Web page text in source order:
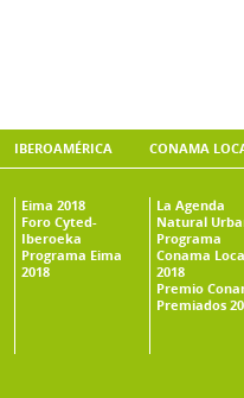
IBEROAMÉRICA
Eima 2018
Foro Cyted-
Iberoeka
Programa Eima
2018
CONAMA
La Agenda
Natural
Programa
Conama
2018
Premio
Premiados